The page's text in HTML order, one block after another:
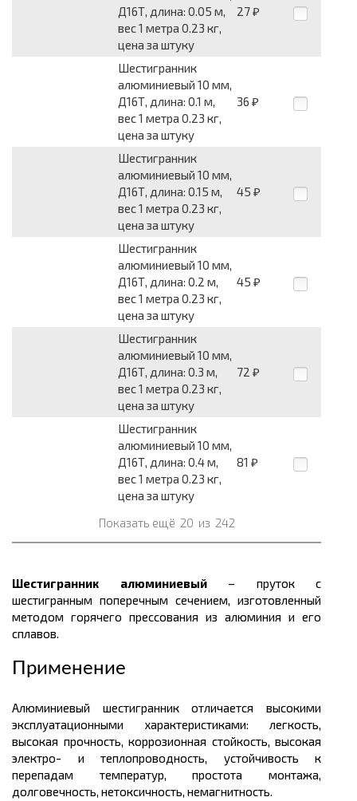
Д16Т, длина: 0.05 м,
вес 1 метра 0.23 кг,
цена за штуку
27 ₽
Шестигранник
алюминиевый 10 мм,
Д16Т, длина: 0.1 м,
вес 1 метра 0.23 кг,
цена за штуку
36 ₽
Шестигранник
алюминиевый 10 мм,
Д16Т, длина: 0.15 м,
вес 1 метра 0.23 кг,
цена за штуку
45 ₽
Шестигранник
алюминиевый 10 мм,
Д16Т, длина: 0.2 м,
вес 1 метра 0.23 кг,
цена за штуку
45 ₽
Шестигранник
алюминиевый 10 мм,
Д16Т, длина: 0.3 м,
вес 1 метра 0.23 кг,
цена за штуку
72 ₽
Шестигранник
алюминиевый 10 мм,
Д16Т, длина: 0.4 м,
вес 1 метра 0.23 кг,
цена за штуку
81 ₽
Показать ещё 20 из 242
Шестигранник алюминиевый– пруток с
шестигранным поперечным сечением, изготовленный
методом горячего прессования из алюминия и его
сплавов.
Применение
Алюминиевый шестигранник отличается высокими
эксплуатационными характеристиками: легкость,
высокая прочность, коррозионная стойкость, высокая
электро- и теплопроводность, устойчивость к
перепадам температур, простота монтажа,
долговечность, нетоксичность, немагнитность.